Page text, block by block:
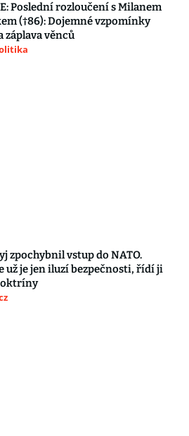
Poslední rozloučení s Milanem
(†86): Dojemné vzpomínky
záplava věnců
zpochybnil vstup do NATO.
už je jen iluzí bezpečnosti, řídí ji